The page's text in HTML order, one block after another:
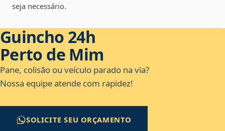
seja necessário.
Guincho 24h
Perto de Mim
Pane, colisão ou veículo parado na via?
Nossa equipe atende com rapidez!
SOLICITE SEU ORÇAMENTO